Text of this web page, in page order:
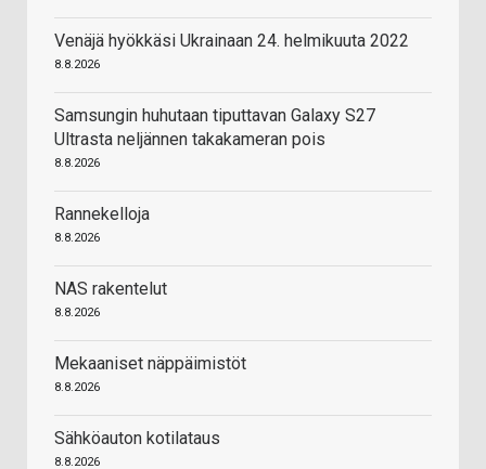
Venäjä hyökkäsi Ukrainaan 24. helmikuuta 2022
8.8.2026
Samsungin huhutaan tiputtavan Galaxy S27
Ultrasta neljännen takakameran pois
8.8.2026
Rannekelloja
8.8.2026
NAS rakentelut
8.8.2026
Mekaaniset näppäimistöt
8.8.2026
Sähköauton kotilataus
8.8.2026